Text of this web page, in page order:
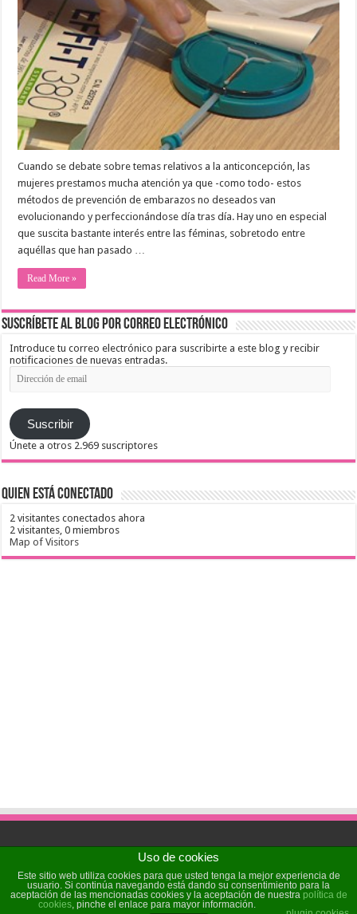
del
DIU?
aquí
Cuando se debate sobre temas relativos a la anticoncepción, las
mujeres prestamos mucha atención ya que -como todo- estos
métodos de prevención de embarazos no deseados van
evolucionando y perfeccionándose día tras día. Hay uno en especial
que suscita bastante interés entre las féminas, sobretodo entre
aquéllas que han pasado …
Read More »
Suscríbete al blog por correo electrónico
Introduce tu correo electrónico para suscribirte a este blog y recibir
notificaciones de nuevas entradas.
Dirección
de
Suscribir
Únete a otros 2.969 suscriptores
Quien está conectado
2 visitantes conectados ahora
2 visitantes, 0 miembros
Map of Visitors
Powered bySochicat| Designed bySochicat
© Copyright 2026, All Rights Reserved
Uso de cookies
Este sitio web utiliza cookies para que usted tenga la mejor experiencia de
usuario. Si continúa navegando está dando su consentimiento para la
aceptación de las mencionadas cookies y la aceptación de nuestra política de
cookies, pinche el enlace para mayor información.